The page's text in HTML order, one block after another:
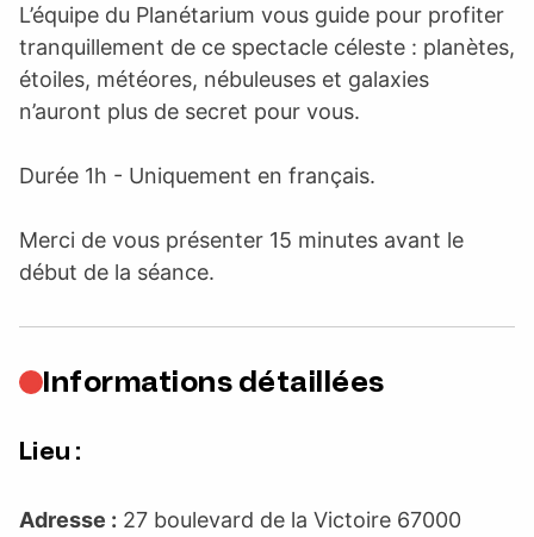
L’équipe du Planétarium vous guide pour profiter
tranquillement de ce spectacle céleste : planètes,
étoiles, météores, nébuleuses et galaxies
n’auront plus de secret pour vous.
Durée 1h - Uniquement en français.
Merci de vous présenter 15 minutes avant le
début de la séance.
Informations détaillées
Lieu :
Adresse : 27 boulevard de la Victoire 67000